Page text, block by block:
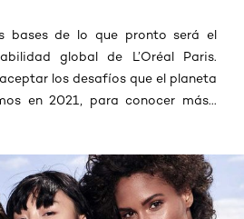
bases de lo que pronto será el
global de L’Oréal Paris.
los desafíos que el planeta
en 2021, para conocer más...